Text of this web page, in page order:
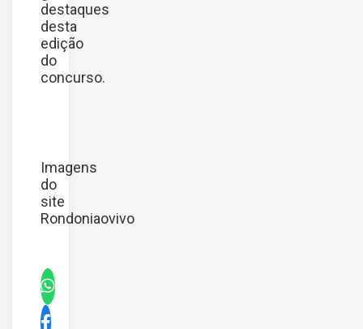
destaques
desta
edição
do
concurso.
Imagens
do
site
Rondoniaovivo